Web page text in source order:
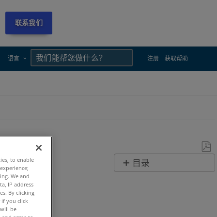
联系我们
语言 注册 获取帮助
存
目录
to enable
We and
IP address
By clicking
if you click
be